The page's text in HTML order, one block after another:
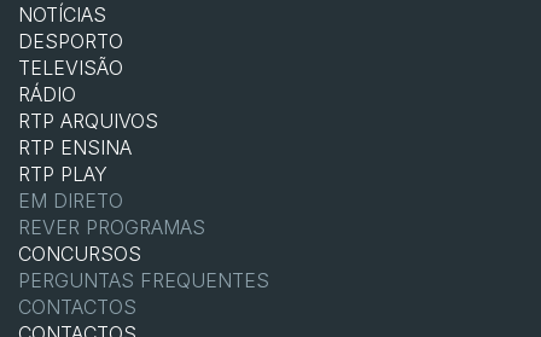
NOTÍCIAS
DESPORTO
TELEVISÃO
RÁDIO
RTP ARQUIVOS
RTP ENSINA
RTP PLAY
EM DIRETO
REVER PROGRAMAS
CONCURSOS
PERGUNTAS FREQUENTES
CONTACTOS